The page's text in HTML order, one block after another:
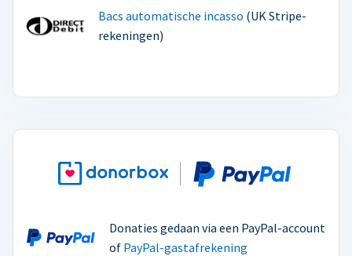
Bacs automatische incasso (UK Stripe-
rekeningen)
Donaties gedaan via een PayPal-account
of PayPal-gastafrekening